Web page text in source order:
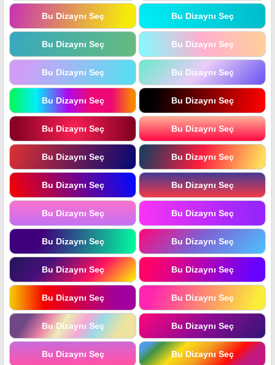
Bu Dizaynı Seç Bu Dizaynı Seç
Bu Dizaynı Seç Bu Dizaynı Seç
Bu Dizaynı Seç Bu Dizaynı Seç
Bu Dizaynı Seç Bu Dizaynı Seç
Bu Dizaynı Seç Bu Dizaynı Seç
Bu Dizaynı Seç Bu Dizaynı Seç
Bu Dizaynı Seç Bu Dizaynı Seç
Bu Dizaynı Seç Bu Dizaynı Seç
Bu Dizaynı Seç Bu Dizaynı Seç
Bu Dizaynı Seç Bu Dizaynı Seç
Bu Dizaynı Seç Bu Dizaynı Seç
Bu Dizaynı Seç Bu Dizaynı Seç
Bu Dizaynı Seç Bu Dizaynı Seç